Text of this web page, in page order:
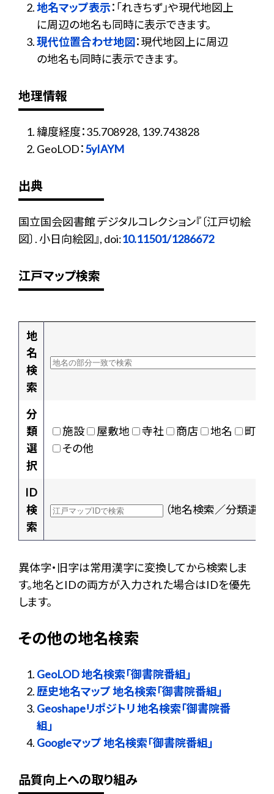
地名マップ表示：「れきちず」や現代地図上
に周辺の地名も同時に表示できます。
現代位置合わせ地図：現代地図上に周辺
の地名も同時に表示できます。
地理情報
緯度経度：35.708928, 139.743828
GeoLOD：5yIAYM
出典
国立国会図書館 デジタルコレクション『〔江戸切絵
図〕. 小日向絵図』, doi:10.11501/1286672
江戸マップ検索
地
名
検
索
分
類
選
択
施設 屋敷地 寺社 商店 地名
町村
その他
ID
検
索
（地名検索／分類選択
異体字・旧字は常用漢字に変換してから検索しま
す。地名とIDの両方が入力された場合はIDを優先
します。
その他の地名検索
GeoLOD 地名検索「御書院番組」
歴史地名マップ 地名検索「御書院番組」
Geoshapeリポジトリ 地名検索「御書院番
組」
Googleマップ 地名検索「御書院番組」
品質向上への取り組み